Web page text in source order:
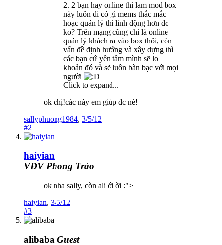
2. 2 bạn hay online thì lam mod box
này luôn đi có gì mems thắc mắc
hoạc quản lý thì linh động hơn đc
ko? Trên mạng cũng chỉ là online
quản lý khách ra vào box thôi, còn
vấn đề định hướng và xây dựng thì
các bạn cứ yên tâm mình sẽ lo
khoản đó và sẽ luôn bàn bạc với mọi
người
Click to expand...
ok chị!các này em giúp đc nè!
sallyphuong1984, 3/5/12
#2
haiyian
VĐV Phong Trào
ok nha sally, còn ali ới ời :">
haiyian, 3/5/12
#3
alibaba Guest